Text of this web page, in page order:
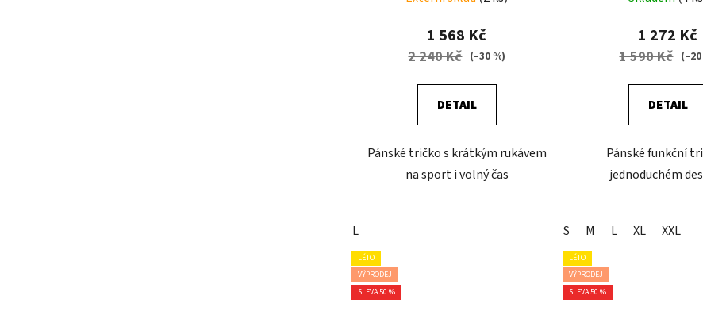
1 568 Kč
2 240 Kč (–30 %)
DETAIL
Pánské tričko s krátkým rukávem
na sport i volný čas
L
1 272 Kč
1 590 Kč
DETAIL
Pánské funkční
jednoduchém
S M L XL XXL
LÉTO
VÝPRODEJ
SLEVA 50 %
LÉTO
VÝPRODEJ
SLEVA 50 %